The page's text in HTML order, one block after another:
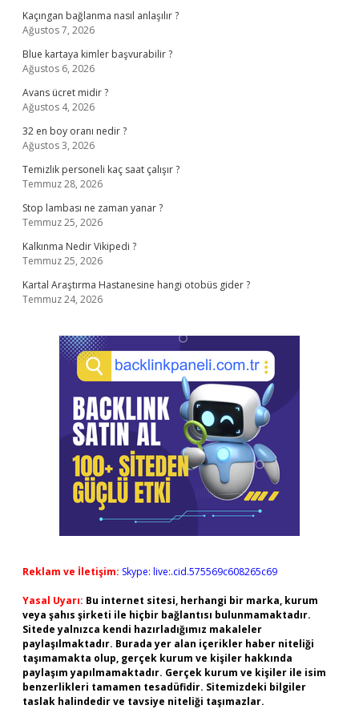
Kaçıngan bağlanma nasıl anlaşılır ?
Ağustos 7, 2026
Blue kartaya kimler başvurabilir ?
Ağustos 6, 2026
Avans ücret midir ?
Ağustos 4, 2026
32 en boy oranı nedir ?
Ağustos 3, 2026
Temizlik personeli kaç saat çalışır ?
Temmuz 28, 2026
Stop lambası ne zaman yanar ?
Temmuz 25, 2026
Kalkınma Nedir Vikipedi ?
Temmuz 25, 2026
Kartal Araştırma Hastanesine hangi otobüs gider ?
Temmuz 24, 2026
Reklam ve İletişim: Skype: live:.cid.575569c608265c69
Yasal Uyarı: Bu internet sitesi, herhangi bir marka, kurum
veya şahıs şirketi ile hiçbir bağlantısı bulunmamaktadır.
Sitede yalnızca kendi hazırladığımız makaleler
paylaşılmaktadır. Burada yer alan içerikler haber niteliği
taşımamakta olup, gerçek kurum ve kişiler hakkında
paylaşım yapılmamaktadır. Gerçek kurum ve kişiler ile isim
benzerlikleri tamamen tesadüfidir. Sitemizdeki bilgiler
taslak halindedir ve tavsiye niteliği taşımazlar.